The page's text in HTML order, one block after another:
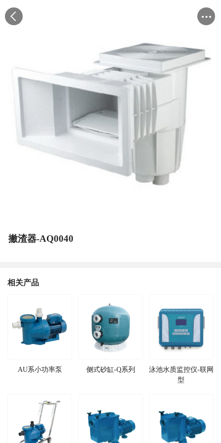
撇渣器-AQ0040
相关产品
AU系小功率泵 侧式砂缸-Q系列
泳池水质监控仪-联网
型